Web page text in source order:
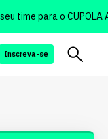
time para o CUPOLA
Inscreva-se